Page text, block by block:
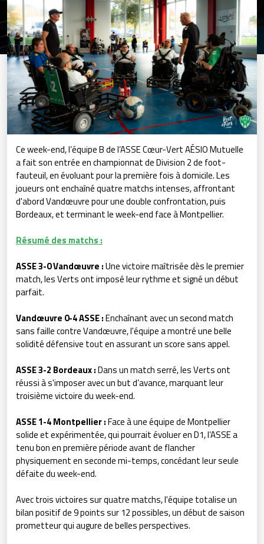
Ce week-end, l’équipe B de l’ASSE Cœur-Vert AÉSIO Mutuelle
a fait son entrée en championnat de Division 2 de foot-
fauteuil, en évoluant pour la première fois à domicile. Les
joueurs ont enchaîné quatre matchs intenses, affrontant
d'abord Vandœuvre pour une double confrontation, puis
Bordeaux, et terminant le week-end face à Montpellier.
Résumé des matchs :
ASSE 3-0 Vandœuvre :Une victoire maîtrisée dès le premier
match, les Verts ont imposé leur rythme et signé un début
parfait.
Vandœuvre 0-4 ASSE :Enchaînant avec un second match
sans faille contre Vandœuvre, l'équipe a montré une belle
solidité défensive tout en assurant un score sans appel.
ASSE 3-2 Bordeaux :Dans un match serré, les Verts ont
réussi à s'imposer avec un but d’avance, marquant leur
troisième victoire du week-end.
ASSE 1-4 Montpellier :Face à une équipe de Montpellier
solide et expérimentée, qui pourrait évoluer en D1, l’ASSE a
tenu bon en première période avant de flancher
physiquement en seconde mi-temps, concédant leur seule
défaite du week-end.
Avec trois victoires sur quatre matchs, l'équipe totalise un
bilan positif de 9 points sur 12 possibles, un début de saison
prometteur qui augure de belles perspectives.